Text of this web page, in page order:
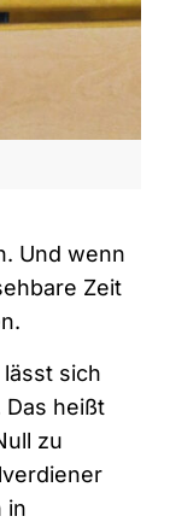
Und wenn
Zeit
sich
heißt
zu
in